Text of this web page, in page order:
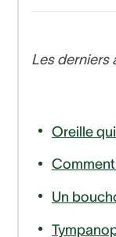
Les derniers
Oreille